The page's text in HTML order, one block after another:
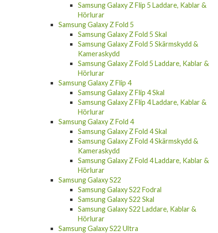
Hörlurar
Samsung Galaxy Z Fold 5
Samsung Galaxy Z Fold 5 Skal
Samsung Galaxy Z Fold 5 Skärmskydd &
Kameraskydd
Samsung Galaxy Z Fold 5 Laddare, Kablar &
Hörlurar
Samsung Galaxy Z Flip 4
Samsung Galaxy Z Flip 4 Skal
Samsung Galaxy Z Flip 4 Laddare, Kablar &
Hörlurar
Samsung Galaxy Z Fold 4
Samsung Galaxy Z Fold 4 Skal
Samsung Galaxy Z Fold 4 Skärmskydd &
Kameraskydd
Samsung Galaxy Z Fold 4 Laddare, Kablar &
Hörlurar
Samsung Galaxy S22
Samsung Galaxy S22 Fodral
Samsung Galaxy S22 Skal
Samsung Galaxy S22 Laddare, Kablar &
Hörlurar
Samsung Galaxy S22 Ultra
Samsung Galaxy S22 Ultra Fodral